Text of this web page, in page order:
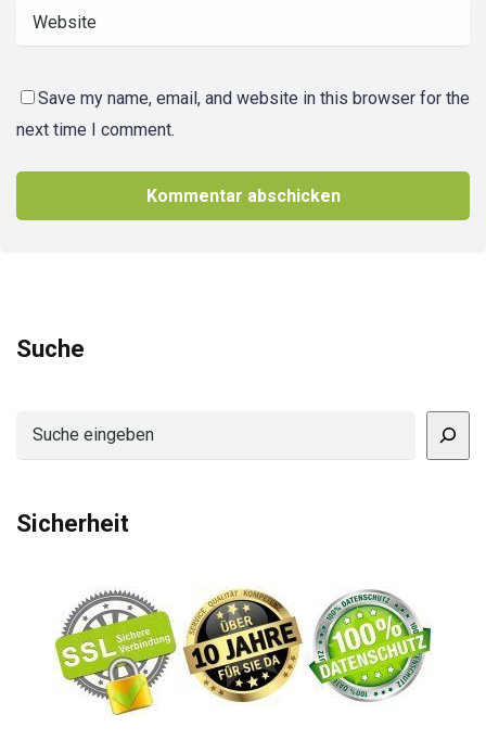
Save my name, email, and website in this browser for the
next time I comment.
Suche
Sicherheit